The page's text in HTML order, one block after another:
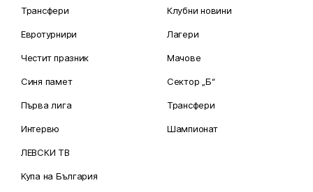
Трансфери
Евротурнири
Честит празник
Синя памет
Първа лига
Интервю
ЛЕВСКИ ТВ
Купа на България
Клубни новини
Лагери
Мачове
Сектор „Б“
Трансфери
Шампионат